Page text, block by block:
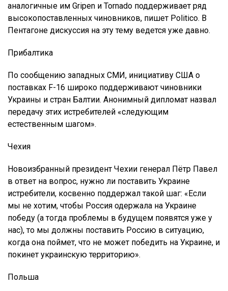
аналогичные им Gripen и Tornado поддерживает ряд
высокопоставленных чиновников, пишет Politico. В
Пентагоне дискуссия на эту тему ведется уже давно.
Прибалтика
По сообщению западных СМИ, инициативу США о
поставках F-16 широко поддерживают чиновники
Украины и стран Балтии. Анонимный дипломат назвал
передачу этих истребителей «следующим
естественным шагом».
Чехия
Новоизбранный президент Чехии генерал Пётр Павел
в ответ на вопрос, нужно ли поставить Украине
истребители, косвенно поддержал такой шаг: «Если
мы не хотим, чтобы Россия одержала на Украине
победу (а тогда проблемы в будущем появятся уже у
нас), то мы должны поставить Россию в ситуацию,
когда она поймет, что не может победить на Украине, и
покинет украинскую территорию».
Польша